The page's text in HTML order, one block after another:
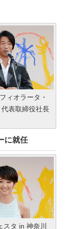
ィオラータ・
表取締役社長
に就任
スタ in 神奈川